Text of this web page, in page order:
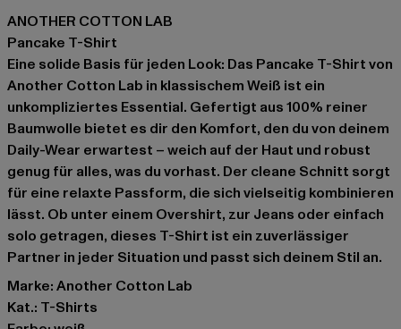
ANOTHER COTTON LAB
Pancake T-Shirt
Eine solide Basis für jeden Look: Das Pancake T-Shirt von
Another Cotton Lab in klassischem Weiß ist ein
unkompliziertes Essential. Gefertigt aus 100% reiner
Baumwolle bietet es dir den Komfort, den du von deinem
Daily-Wear erwartest – weich auf der Haut und robust
genug für alles, was du vorhast. Der cleane Schnitt sorgt
für eine relaxte Passform, die sich vielseitig kombinieren
lässt. Ob unter einem Overshirt, zur Jeans oder einfach
solo getragen, dieses T-Shirt ist ein zuverlässiger
Partner in jeder Situation und passt sich deinem Stil an.
Marke: Another Cotton Lab
Kat.: T-Shirts